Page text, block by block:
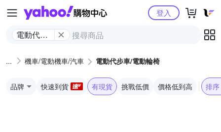
Yahoo購物中心
電動代步
椅
登入
機車/電動機車/汽車 電動代步車/電動輪椅
品牌 快速到貨 有現貨 挑戰低價 價格低到高 排序